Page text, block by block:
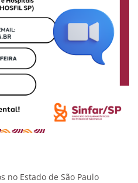
no Estado de São Paulo